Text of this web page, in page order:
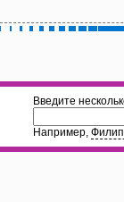
Введите
Например,